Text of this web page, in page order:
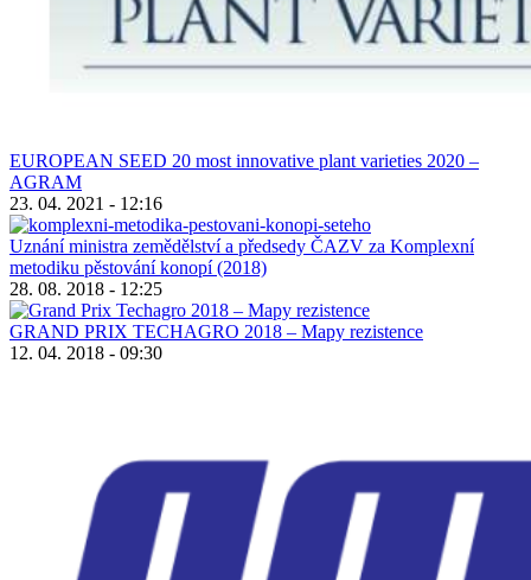
EUROPEAN SEED 20 most innovative plant varieties 2020 –
AGRAM
23. 04. 2021 - 12:16
Uznání ministra zemědělství a předsedy ČAZV za Komplexní
metodiku pěstování konopí (2018)
28. 08. 2018 - 12:25
GRAND PRIX TECHAGRO 2018 – Mapy rezistence
12. 04. 2018 - 09:30